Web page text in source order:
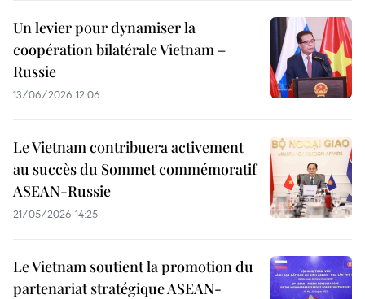
Un levier pour dynamiser la
coopération bilatérale Vietnam –
Russie
13/06/2026 12:06
Le Vietnam contribuera activement
au succès du Sommet commémoratif
ASEAN-Russie
21/05/2026 14:25
Le Vietnam soutient la promotion du
partenariat stratégique ASEAN-